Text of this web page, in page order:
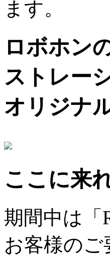
ます。
ロボホン
ストレー
オリジナ
ここに来
期間中は「
お客様の